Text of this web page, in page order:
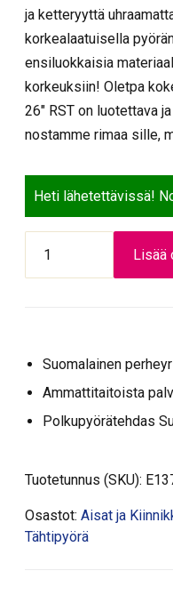
ja ketteryyttä
korkealaatuisella
ensiluokkaisia
korkeuksiin! Oletpa
26″ RST on luotettava
nostamme rimaa sille,
Heti lähetettävissä!
AISA
26"
Lisää
Suomalainen
Ammattitaitoista
Polkupyörätehdas
Tuotetunnus (SKU):
Osastot: Aisat ja
Tähtipyörä